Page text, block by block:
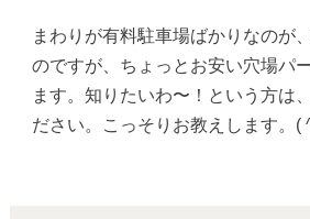
まわりが有料駐車場ばかりなのが
のですが、ちょっとお安い穴場パ
ます。知りたいわ〜！という方は
ださい。こっそりお教えします。(